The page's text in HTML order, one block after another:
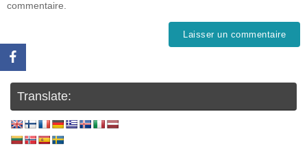
commentaire.
Translate: